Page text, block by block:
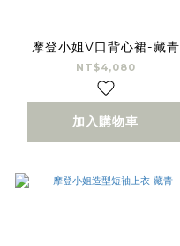
摩登小姐V口背心裙-藏青
NT$4,080
加入購物車